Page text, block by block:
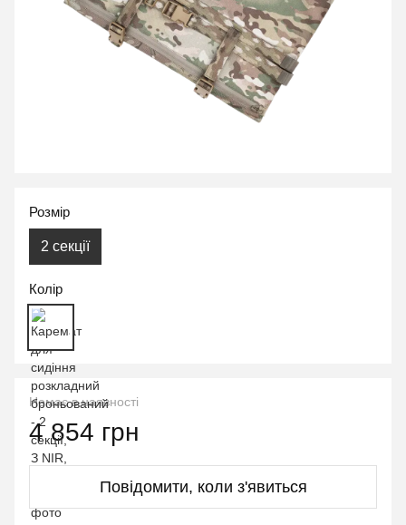
Розмір
2 секції
Колір
Немає в наявності
4 854 грн
Повідомити, коли з'явиться